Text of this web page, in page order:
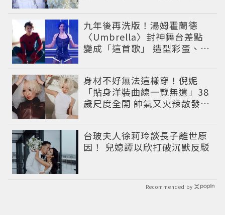
九年後再洗版！湯姆霍蘭德
〈Umbrella〉封神舞台差點
變成「這首歌」 造型彩蛋、暖
身材不好無法這樣穿！倪妮
「貼身洋裝曲線一覽無遺」38
歲尺度全開 帥氣又火辣散發獨
台玻夫人徐莉玲談長子離世原
因！ 兒媳譚以欣打破沉默反駁
Recommended by